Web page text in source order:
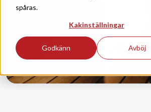
spåras.
Kakinställningar
Godkänn Avböj